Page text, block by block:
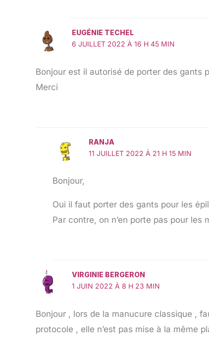
EUGÉNIE TECHEL
6 JUILLET 2022 À 16 H 45 MIN
Bonjour est il autorisé de porter des gants
Merci
RANJA
11 JUILLET 2022 À 21 H 15 MIN
Bonjour,
Oui il faut porter des gants pour les
Par contre, on n’en porte pas pour les
VIRGINIE BERGERON
1 JUIN 2022 À 8 H 23 MIN
Bonjour , lors de la manucure classique ,
protocole , elle n’est pas mise à la même